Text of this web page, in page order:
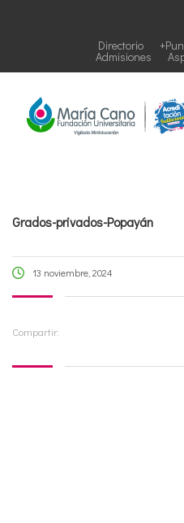
Directorio
Admisiones
Grados-privados-Popayán
13 noviembre, 2024
Compartir: